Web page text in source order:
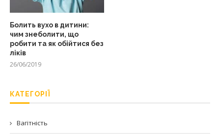
Болить вухо в дитини:
чим знеболити, що
робити та як обійтися без
ліків
26/06/2019
КАТЕГОРІЇ
Вагітність